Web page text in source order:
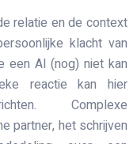
relatie en de context
klacht van
een AI (nog) niet kan
reactie kan hier
Complexe
partner, het schrijven